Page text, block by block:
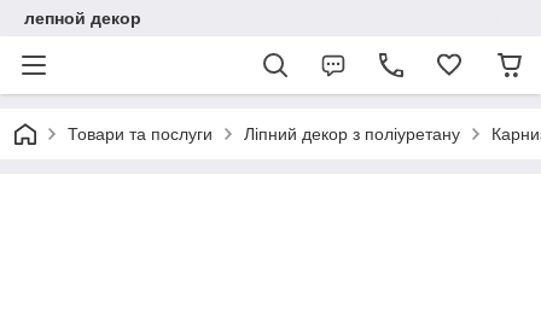
лепной декор
Товари та послуги Ліпний декор з поліуретану